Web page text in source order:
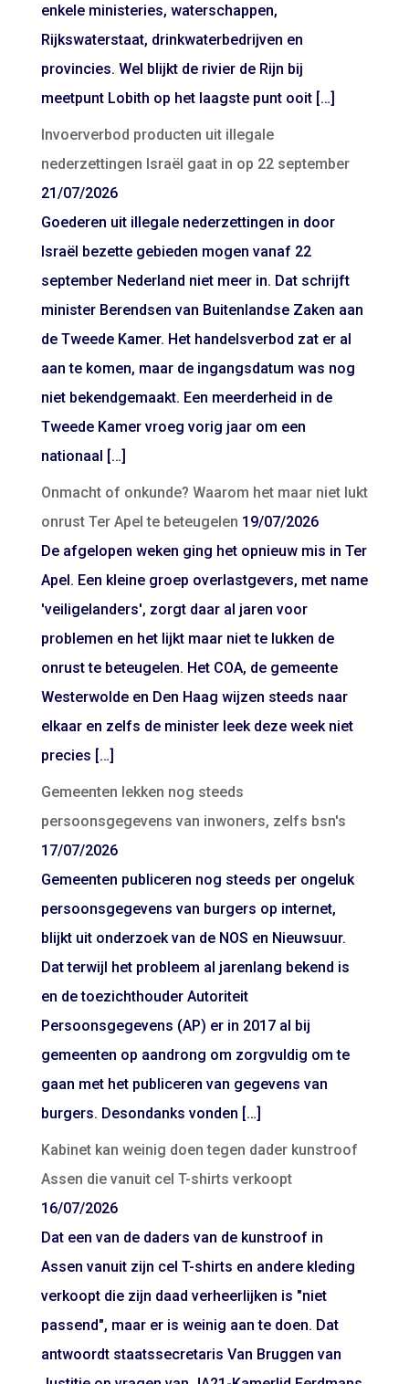
enkele ministeries, waterschappen,
Rijkswaterstaat, drinkwaterbedrijven en
provincies. Wel blijkt de rivier de Rijn bij
meetpunt Lobith op het laagste punt ooit […]
Invoerverbod producten uit illegale
nederzettingen Israël gaat in op 22 september
21/07/2026
Goederen uit illegale nederzettingen in door
Israël bezette gebieden mogen vanaf 22
september Nederland niet meer in. Dat schrijft
minister Berendsen van Buitenlandse Zaken aan
de Tweede Kamer. Het handelsverbod zat er al
aan te komen, maar de ingangsdatum was nog
niet bekendgemaakt. Een meerderheid in de
Tweede Kamer vroeg vorig jaar om een
nationaal […]
Onmacht of onkunde? Waarom het maar niet lukt
onrust Ter Apel te beteugelen 19/07/2026
De afgelopen weken ging het opnieuw mis in Ter
Apel. Een kleine groep overlastgevers, met name
'veiligelanders', zorgt daar al jaren voor
problemen en het lijkt maar niet te lukken de
onrust te beteugelen. Het COA, de gemeente
Westerwolde en Den Haag wijzen steeds naar
elkaar en zelfs de minister leek deze week niet
precies […]
Gemeenten lekken nog steeds
persoonsgegevens van inwoners, zelfs bsn's
17/07/2026
Gemeenten publiceren nog steeds per ongeluk
persoonsgegevens van burgers op internet,
blijkt uit onderzoek van de NOS en Nieuwsuur.
Dat terwijl het probleem al jarenlang bekend is
en de toezichthouder Autoriteit
Persoonsgegevens (AP) er in 2017 al bij
gemeenten op aandrong om zorgvuldig om te
gaan met het publiceren van gegevens van
burgers. Desondanks vonden […]
Kabinet kan weinig doen tegen dader kunstroof
Assen die vanuit cel T-shirts verkoopt
16/07/2026
Dat een van de daders van de kunstroof in
Assen vanuit zijn cel T-shirts en andere kleding
verkoopt die zijn daad verheerlijken is "niet
passend", maar er is weinig aan te doen. Dat
antwoordt staatssecretaris Van Bruggen van